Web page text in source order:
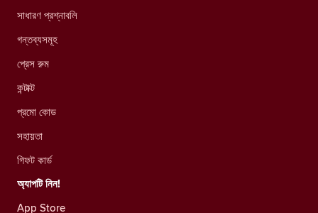
সাধারণ প্রশ্নাবলি
গন্তব্যসমূহ
প্রেস রুম
কন্টাক্ট
প্রমো কোড
সহায়তা
গিফট কার্ড
অ্যাপটি নিন!
App Store